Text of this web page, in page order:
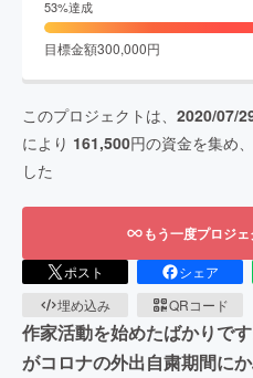
53%達成
目標金額300,000円
このプロジェクトは、 2020/07/
により 161,500円の資金を集め、
した
もう一度プロジ
ポスト シェア
埋め込み
QRコード
作家活動を始めたばかりで
がコロナの外出自粛期間に